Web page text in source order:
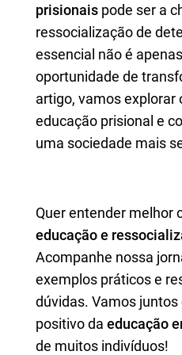
prisionais pode ser a
ressocialização de
essencial não é
oportunidade de
artigo, vamos explorar
educação prisional e
uma sociedade mais
Quer entender melhor
educação e
Acompanhe nossa
exemplos práticos e
dúvidas. Vamos
positivo da educação
de muitos indivíduos!